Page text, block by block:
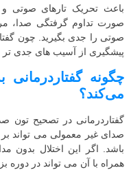
باعث تحریک تارهای صوتی
صورت تداوم گرفتگی صدا،
صوتی را جدی بگیرید. چون
پیشگیری از آسیب‌ های جدی‌ تر
چگونه
می‌کند؟
گفتاردرمانی در تصحیح تون
صدای غیر معمولی می تواند
باشد. اگر این اختلال بدون
همراه با آن می‌ تواند در دوره